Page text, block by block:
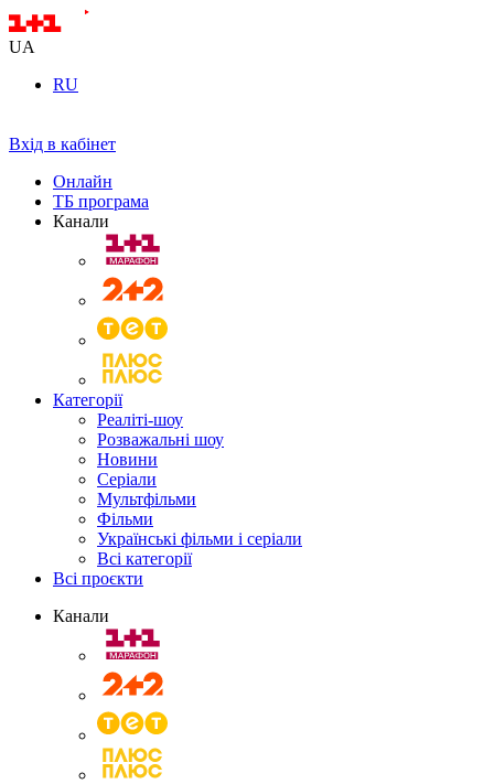
UA
RU
Вхід в кабінет
Онлайн
ТБ програма
Канали
Категорії
Реаліті-шоу
Розважальні шоу
Новини
Серіали
Мультфільми
Фільми
Українські фільми і серіали
Всі категорії
Всі проєкти
Канали